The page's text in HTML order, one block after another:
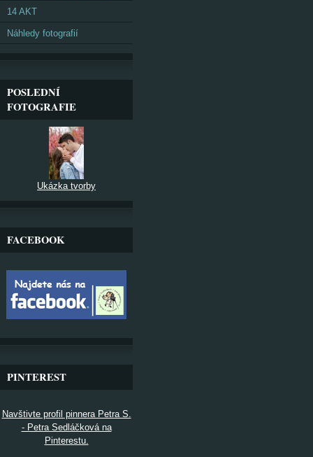
14 AKT
Náhledy fotografií
POSLEDNÍ
FOTOGRAFIE
Ukázka tvorby
FACEBOOK
PINTEREST
Navštivte profil pinnera Petra S.
- Petra Sedláčková na
Pinterestu.